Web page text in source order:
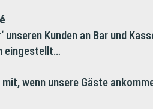
unseren Kunden an Bar und
eingestellt…
wenn unsere Gäste